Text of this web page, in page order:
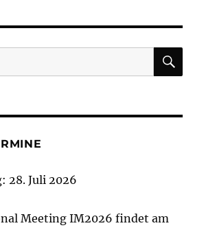
28. Juli 2026
Meeting IM2026 findet am